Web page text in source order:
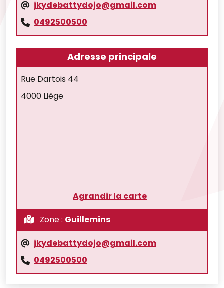
jkydebattydojo@gmail.com
0492500500
Adresse principale
Rue Dartois 44
4000 Liège
Agrandir la carte
Zone : Guillemins
jkydebattydojo@gmail.com
0492500500